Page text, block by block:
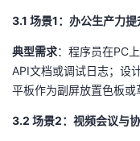
3.1 场景1：办公生产力提
​典型需求​：程序员在PC
API文档或调试日志；设
平板作为副屏放置色板或
3.2 场景2：视频会议与